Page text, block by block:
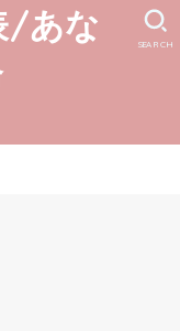
/あな
SEARCH